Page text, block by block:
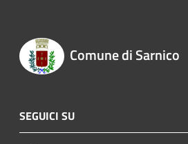
Comune di Sarnico
SEGUICI SU